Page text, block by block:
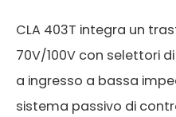
CLA 403T integra un
70V/100V con selettori
a ingresso a bassa
sistema passivo di